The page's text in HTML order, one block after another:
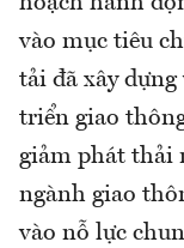
vào mục tiêu
tải đã xây
triển giao
giảm phát thải
ngành giao
vào nỗ lực